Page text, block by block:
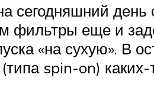
сегодняшний
фильтры еще и
«на сухую». В
spin-on)